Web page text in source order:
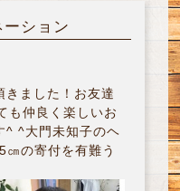
ション
きました！お友達
も仲良く楽しいお
^ ^大門未知子のヘ
㎝の寄付を有難う